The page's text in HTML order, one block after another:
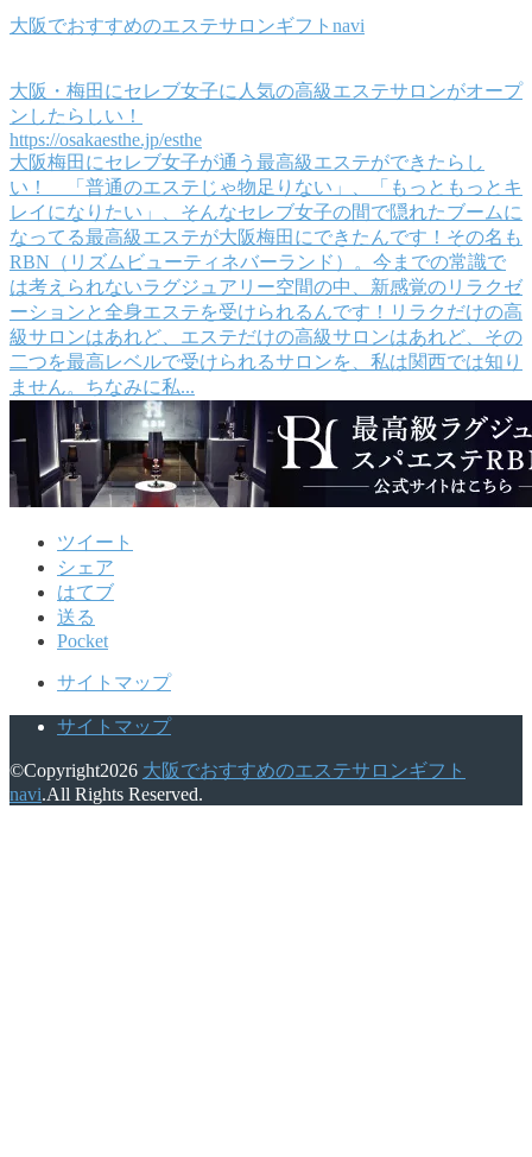
大阪でおすすめのエステサロンギフトnavi
大阪・梅田にセレブ女子に人気の高級エステサロンがオープ
ンしたらしい！
https://osakaesthe.jp/esthe
大阪梅田にセレブ女子が通う最高級エステができたらし
い！ 「普通のエステじゃ物足りない」、「もっともっとキ
レイになりたい」、そんなセレブ女子の間で隠れたブームに
なってる最高級エステが大阪梅田にできたんです！その名も
RBN（リズムビューティネバーランド）。今までの常識で
は考えられないラグジュアリー空間の中、新感覚のリラクゼ
ーションと全身エステを受けられるんです！リラクだけの高
級サロンはあれど、エステだけの高級サロンはあれど、その
二つを最高レベルで受けられるサロンを、私は関西では知り
ません。ちなみに私...
ツイート
シェア
はてブ
送る
Pocket
サイトマップ
サイトマップ
©Copyright2026 大阪でおすすめのエステサロンギフト
navi.All Rights Reserved.